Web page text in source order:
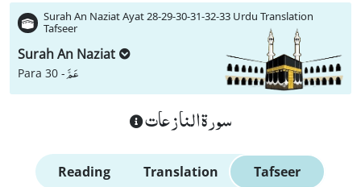
Surah An Naziat Ayat 28-29-30-31-32-33 Urdu Translation
Tafseer
Surah An Naziat
Para 30 -عَمَّ
سورة النازعات
Reading Translation Tafseer